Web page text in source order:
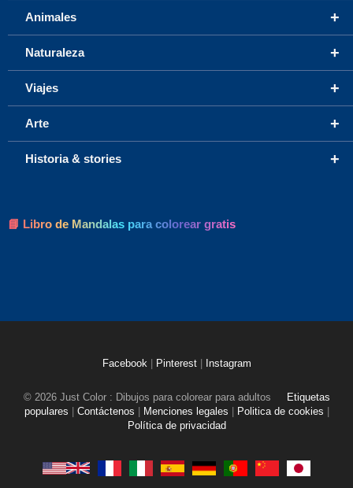
+
Animales
+
Naturaleza
+
Viajes
+
Arte
+
Historia & stories
📘 Libro de Mandalas para colorear gratis
Facebook Pinterest Instagram
© 2026 Just Color : Dibujos para colorear para adultos
Etiquetas
populares
Contáctenos Menciones legales Politica de cookies
Política de privacidad